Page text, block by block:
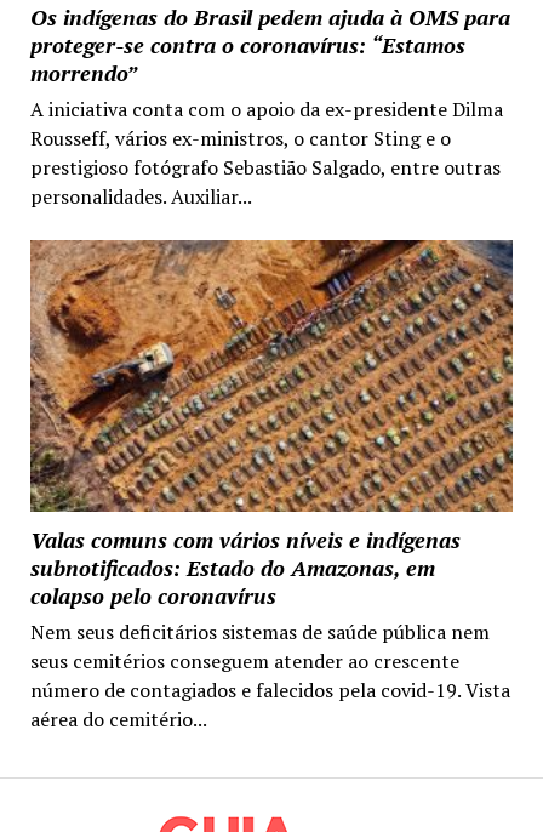
Os indígenas do Brasil pedem ajuda à OMS para
proteger-se contra o coronavírus: “Estamos
morrendo”
A iniciativa conta com o apoio da ex-presidente Dilma
Rousseff, vários ex-ministros, o cantor Sting e o
prestigioso fotógrafo Sebastião Salgado, entre outras
personalidades. Auxiliar...
Valas comuns com vários níveis e indígenas
subnotificados: Estado do Amazonas, em
colapso pelo coronavírus
Nem seus deficitários sistemas de saúde pública nem
seus cemitérios conseguem atender ao crescente
número de contagiados e falecidos pela covid-19. Vista
aérea do cemitério...